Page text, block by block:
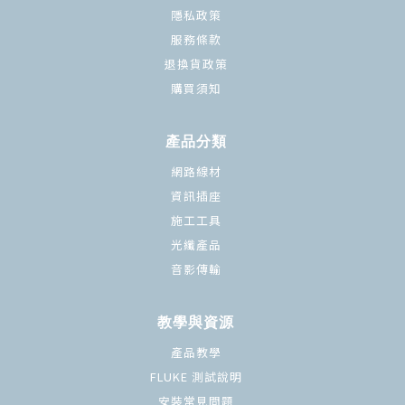
隱私政策
服務條款
退換貨政策
購買須知
產品分類
網路線材
資訊插座
施工工具
光纖產品
音影傳輸
教學與資源
產品教學
FLUKE 測試說明
安裝常見問題